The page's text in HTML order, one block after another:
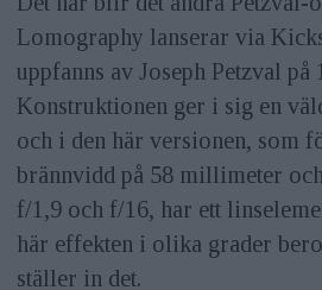
Lomography lanserar via
uppfanns av Joseph Petzval på
Konstruktionen ger i sig en
och i den här versionen, som
brännvidd på 58 millimeter
f/1,9 och f/16, har ett
här effekten i olika grader
ställer in det.